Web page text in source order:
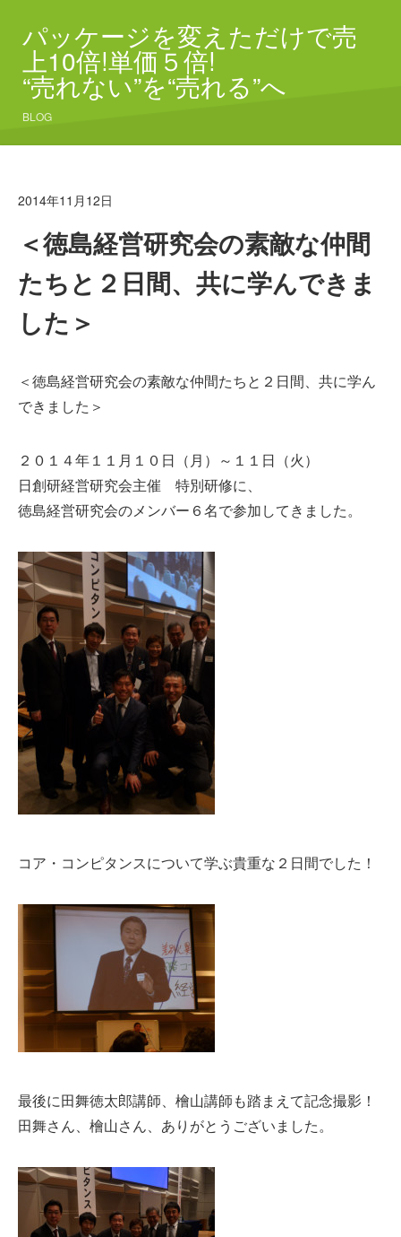
パッケージを変えただけで売
上10倍!単価５倍!
“売れない”を“売れる”へ
BLOG
2014年11月12日
＜徳島経営研究会の素敵な仲間
たちと２日間、共に学んできま
した＞
＜徳島経営研究会の素敵な仲間たちと２日間、共に学ん
できました＞
２０１４年１１月１０日（月）～１１日（火）
日創研経営研究会主催 特別研修に、
徳島経営研究会のメンバー６名で参加してきました。
コア・コンピタンスについて学ぶ貴重な２日間でした！
最後に田舞徳太郎講師、檜山講師も踏まえて記念撮影！
田舞さん、檜山さん、ありがとうございました。